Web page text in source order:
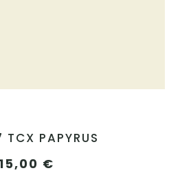
TCX PAPYRUS
15,00 €